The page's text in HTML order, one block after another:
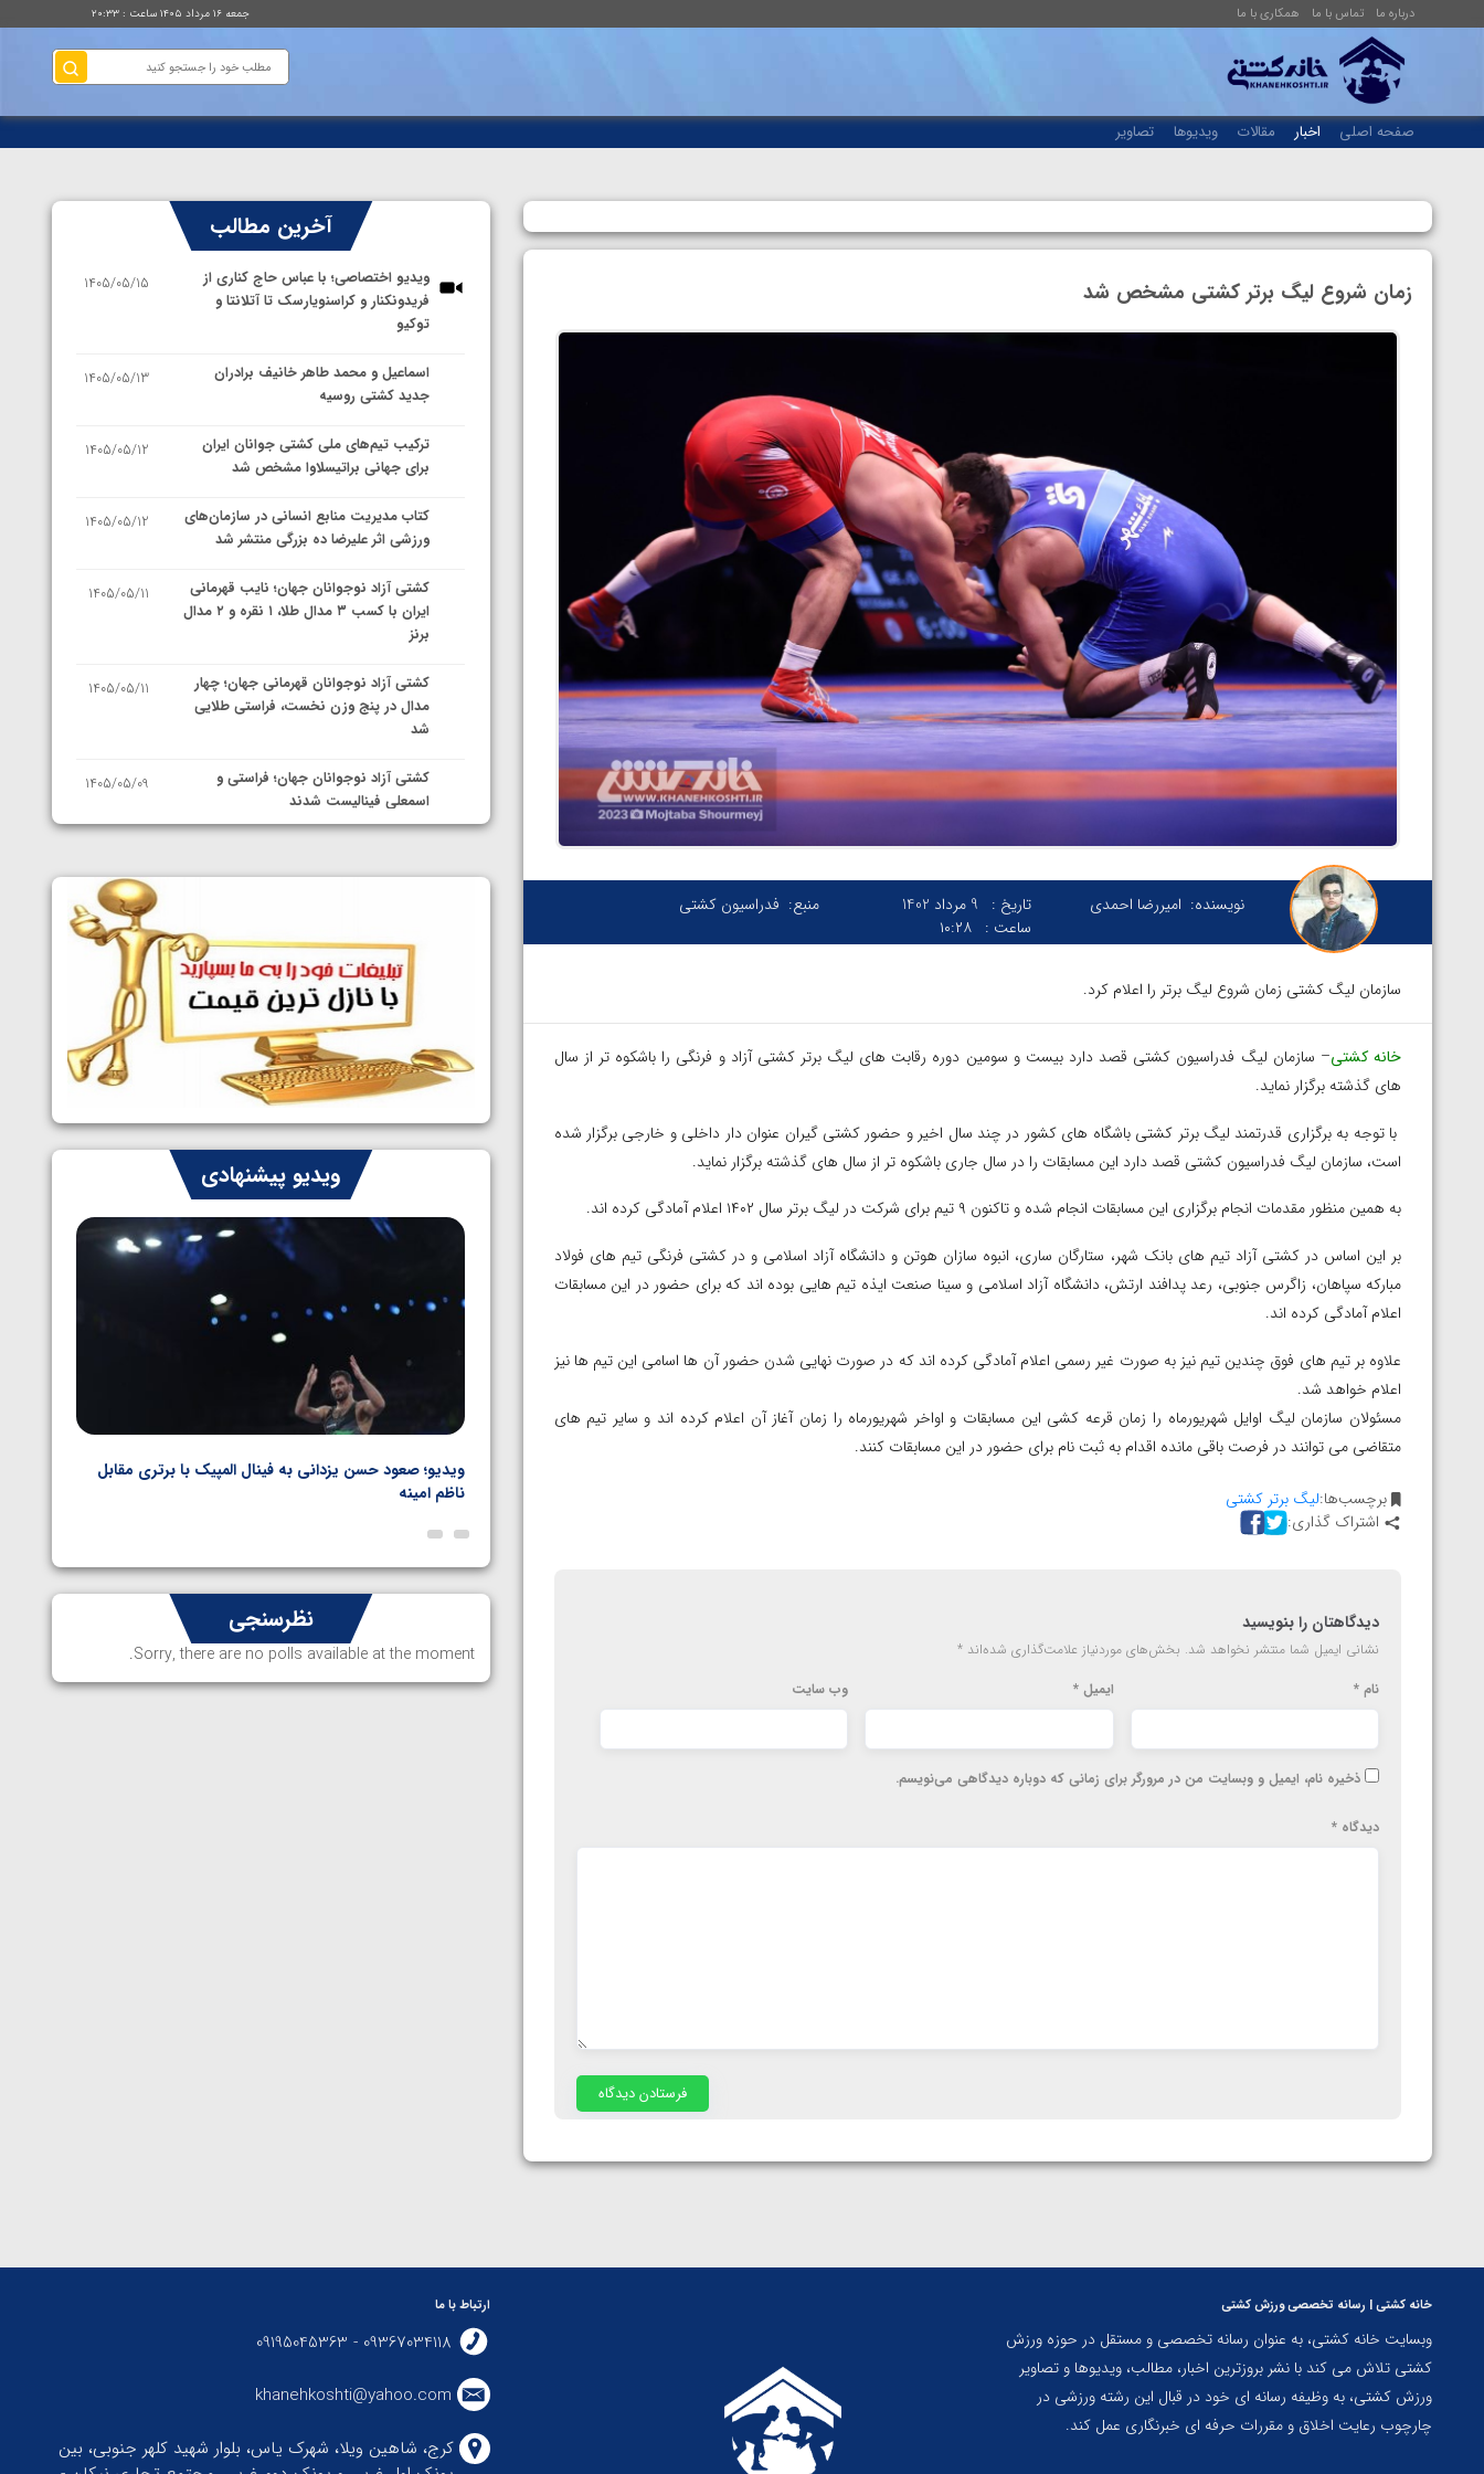
درباره ما تماس با ما همکاری با ما جمعه ۱۶ مرداد ۱۴۰۵ ساعت : ۲۰:۳۳
صفحه اصلی اخبار مقالات ویدیوها تصاویر
زمان شروع لیگ برتر کشتی مشخص شد
نویسنده: امیررضا احمدی تاریخ :
9 مرداد 1402
ساعت : ۱۰:۲۸
منبع: فدراسیون کشتی
سازمان لیگ کشتی زمان شروع لیگ برتر را اعلام کرد.
خانه کشتی– سازمان لیگ فدراسیون کشتی قصد دارد بیست و سومین دوره رقابت های لیگ برتر کشتی آزاد و فرنگی را باشکوه تر از سال
های گذشته برگزار نماید.
با توجه به برگزاری قدرتمند لیگ برتر کشتی باشگاه های کشور در چند سال اخیر و حضور کشتی گیران عنوان دار داخلی و خارجی برگزار شده
است، سازمان لیگ فدراسیون کشتی قصد دارد این مسابقات را در سال جاری باشکوه تر از سال های گذشته برگزار نماید.
به همین منظور مقدمات انجام برگزاری این مسابقات انجام شده و تاکنون ۹ تیم برای شرکت در لیگ برتر سال ۱۴۰۲ اعلام آمادگی کرده اند.
بر این اساس در کشتی آزاد تیم های بانک شهر، ستارگان ساری، انبوه سازان هوتن و دانشگاه آزاد اسلامی و در کشتی فرنگی تیم های فولاد
مبارکه سپاهان، زاگرس جنوبی، رعد پدافند ارتش، دانشگاه آزاد اسلامی و سینا صنعت ایذه تیم هایی بوده اند که برای حضور در این مسابقات
اعلام آمادگی کرده اند.
علاوه بر تیم های فوق چندین تیم نیز به صورت غیر رسمی اعلام آمادگی کرده اند که در صورت نهایی شدن حضور آن ها اسامی این تیم ها نیز
اعلام خواهد شد.
مسئولان سازمان لیگ اوایل شهریورماه را زمان قرعه کشی این مسابقات و اواخر شهریورماه را زمان آغاز آن اعلام کرده اند و سایر تیم های
متقاضی می توانند در فرصت باقی مانده اقدام به ثبت نام برای حضور در این مسابقات کنند.
برچسب‌ها:لیگ برتر کشتی
اشتراک گذاری:
دیدگاهتان را بنویسید
نشانی ایمیل شما منتشر نخواهد شد. بخش‌های موردنیاز علامت‌گذاری شده‌اند *
نام * ایمیل* وب‌ سایت
ذخیره نام، ایمیل و وبسایت من در مرورگر برای زمانی که دوباره دیدگاهی می‌نویسم.
دیدگاه *
آخرین مطالب
ویدیو اختصاصی؛ با عباس حاج کناری از
فریدونکنار و کراسنویارسک تا آتلانتا و
توکیو
1405/05/15
اسماعیل و محمد طاهر خانیف برادران
جدید کشتی روسیه
1405/05/13
ترکیب تیم‌های ملی کشتی جوانان ایران
برای جهانی براتیسلاوا مشخص شد
1405/05/12
کتاب مدیریت منابع انسانی در سازمان‌های
ورزشی اثر علیرضا ده بزرگی منتشر شد
1405/05/12
کشتی آزاد نوجوانان جهان؛ نایب قهرمانی
ایران با کسب ۳ مدال طلا، ۱ نقره و ۲ مدال
برنز
1405/05/11
کشتی آزاد نوجوانان قهرمانی جهان؛ چهار
مدال در پنج وزن نخست، فراستی طلایی
شد
1405/05/11
کشتی آزاد نوجوانان جهان؛ فراستی و
اسمعلی فینالیست شدند
1405/05/09
نمایندگان ایران مشخص شدند
سوم برای ایران
1405/05/07
ایران چشم به راه چهار مدال در پنج وزن
دوم کشتی فرنگی نوجوانان جهان
1405/05/06
ویدیو پیشنهادی
ارمنستان
ویدیو؛ پیروزی هادی ساروی مقابل آرتور الکسانیان در فینال
المپیک پاریس
نظرسنجی
Sorry, there are no polls available at the moment.
خانه کشتی | رسانه تخصصی ورزش کشتی
وبسایت خانه کشتی، به عنوان رسانه تخصصی و مستقل در حوزه ورزش
کشتی تلاش می کند با نشر بروزترین اخبار، مطالب، ویدیوها و تصاویر
ورزش کشتی، به وظیفه رسانه ای خود در قبال این رشته ورزشی در
چارچوب رعایت اخلاق و مقررات حرفه ای خبرنگاری عمل کند.
ارتباط با ما
09367034118 - 09195045363
khanehkoshti@yahoo.com
کرج، شاهین ویلا، شهرک یاس، بلوار شهید کلهر جنوبی، بین